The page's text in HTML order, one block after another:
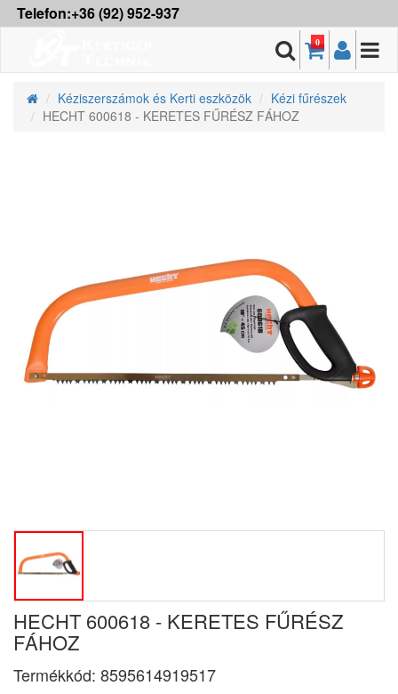
Telefon:+36 (92) 952-937
0
Kéziszerszámok és Kerti eszközök
Kézi fűrészek
HECHT 600618 - KERETES FŰRÉSZ FÁHOZ
HECHT 600618 - KERETES FŰRÉSZ
FÁHOZ
Termékkód: 8595614919517